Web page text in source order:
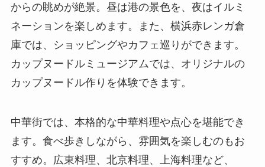
からの眺めが絶景。昼は港の景色を、夜はイルミ
ネーションを楽しめます。また、横浜赤レンガ倉
庫では、ショッピングやカフェ巡りができます。
カップヌードルミュージアムでは、オリジナルの
カップヌードル作りを体験できます。
中華街では、本格的な中華料理や点心を堪能でき
ます。食べ歩きしながら、雰囲気を楽しむのもお
すすめ。広東料理、北京料理、上海料理など、